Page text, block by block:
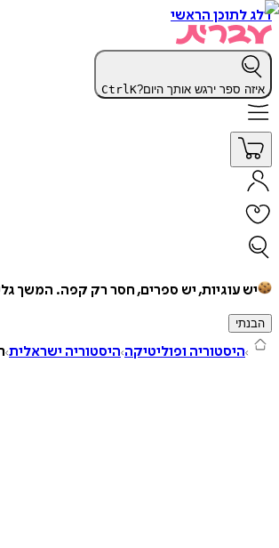
דלג לתוכן הראשי
איזה ספר ירגש אותך היום? CtrlK
יש עוגיות, יש ספרים, חסר רק קפה. המשך
הבנתי
היסטוריה ופוליטיקה היסטוריה ישראלית